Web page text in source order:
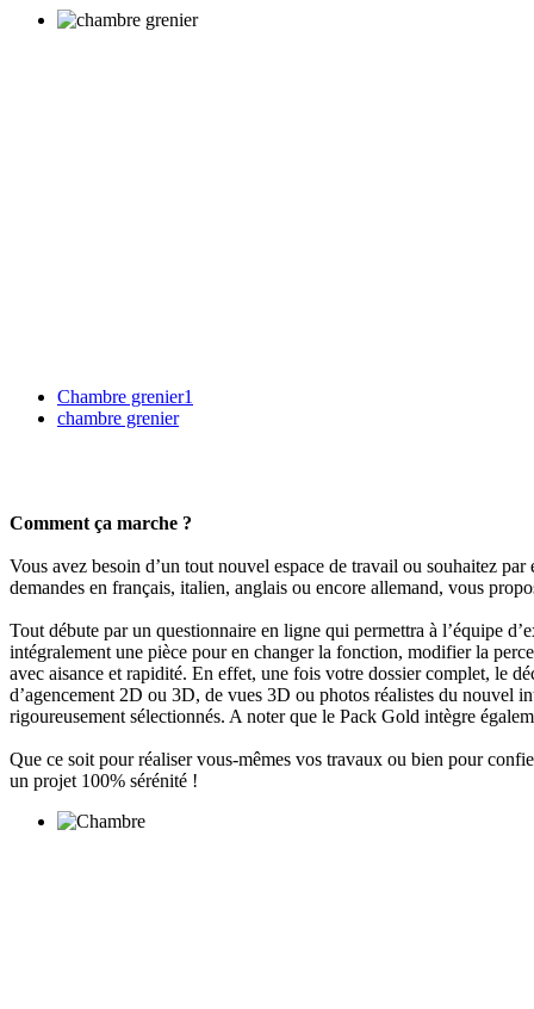
Chambre grenier1
chambre grenier
Comment ça marche ?
Vous avez besoin d’un tout nouvel espace de travail ou souhaitez
demandes en français, italien, anglais ou encore allemand, vous
Tout débute par un questionnaire en ligne qui permettra à l’équipe
intégralement une pièce pour en changer la fonction, modifier la
avec aisance et rapidité. En effet, une fois votre dossier complet, le
d’agencement 2D ou 3D, de vues 3D ou photos réalistes du nouvel
rigoureusement sélectionnés. A noter que le Pack Gold intègre
Que ce soit pour réaliser vous-mêmes vos travaux ou bien pour
un projet 100% sérénité !